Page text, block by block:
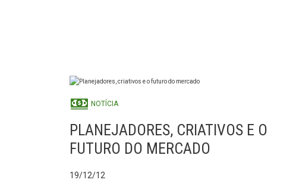
NOTÍCIA
PLANEJADORES, CRIATIVOS E O
FUTURO DO MERCADO
19/12/12